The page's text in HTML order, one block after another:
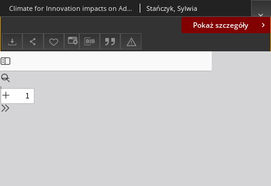
Pokaż szczegóły
Climate for Innovation impacts on Adaptive Performance. Conceptualization, Measurement, and Validation = Wpływ klimatu sprzyjającego innowacjom na adaptacyjność indywidualną. Konceptualizacja, pomiar i walidacja Stańczyk, Sylwia